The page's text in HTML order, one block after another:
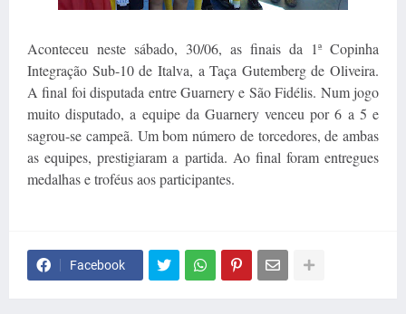
Aconteceu neste sábado, 30/06, as finais da 1ª Copinha
Integração Sub-10 de Italva, a Taça Gutemberg de Oliveira.
A final foi disputada entre Guarnery e São Fidélis. Num jogo
muito disputado, a equipe da Guarnery venceu por 6 a 5 e
sagrou-se campeã. Um bom número de torcedores, de ambas
as equipes, prestigiaram a partida. Ao final foram entregues
medalhas e troféus aos participantes.
Facebook